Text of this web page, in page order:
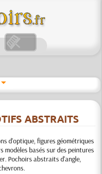
ABSTRAITS
d'optique, figures géométriques
modèles basés sur des peintures
Pochoirs abstraits d'angle,